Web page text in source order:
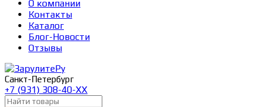
О компании
Контакты
Каталог
Блог-Новости
Отзывы
Санкт-Петербург
+7 (931) 308-40-ХХ